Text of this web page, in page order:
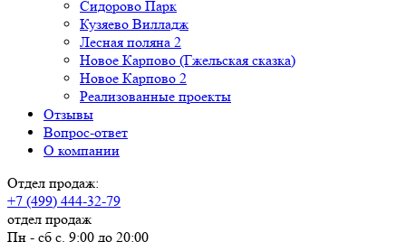
Сидорово Парк
Кузяево Вилладж
Лесная поляна 2
Новое Карпово (Гжельская сказка)
Новое Карпово 2
Реализованные проекты
Отзывы
Вопрос-ответ
О компании
Отдел продаж:
+7 (499) 444-32-79
отдел продаж
Пн - сб с. 9:00 до 20:00